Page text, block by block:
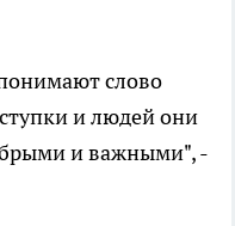
слово
и людей они
и важными", -